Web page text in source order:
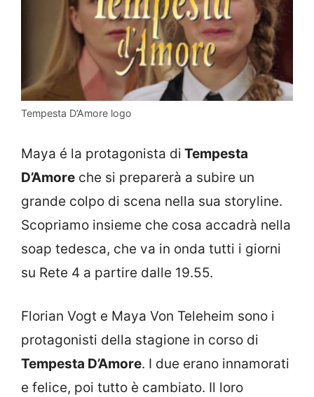
Tempesta D’Amore logo
Maya é la protagonista di Tempesta
D’Amore che si preparerà a subire un
grande colpo di scena nella sua storyline.
Scopriamo insieme che cosa accadrà nella
soap tedesca, che va in onda tutti i giorni
su Rete 4 a partire dalle 19.55.
Florian Vogt e Maya Von Teleheim sono i
protagonisti della stagione in corso di
Tempesta D’Amore. I due erano innamorati
e felice, poi tutto è cambiato. Il loro